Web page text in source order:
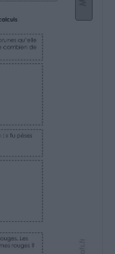
g et
jeu des